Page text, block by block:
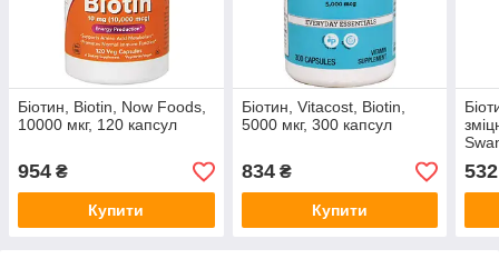
Біотин, Biotin, Now Foods,
10000 мкг, 120 капсул
954 ₴
Купити
Біотин, Vitacost, Biotin,
5000 мкг, 300 капсул
834₴
Купити
532